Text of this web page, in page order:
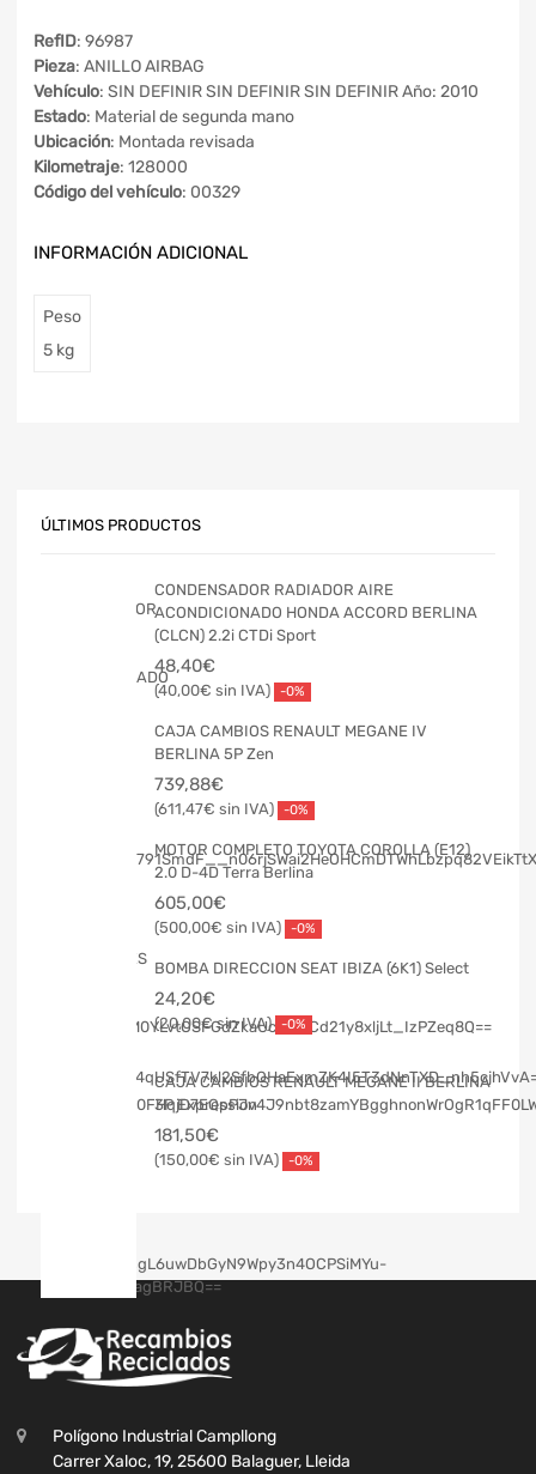
RefID: 96987
Pieza: ANILLO AIRBAG
Vehículo: SIN DEFINIR SIN DEFINIR SIN DEFINIR Año: 2010
Estado: Material de segunda mano
Ubicación: Montada revisada
Kilometraje: 128000
Código del vehículo: 00329
INFORMACIÓN ADICIONAL
Peso
5 kg
ÚLTIMOS PRODUCTOS
CONDENSADOR RADIADOR AIRE
ACONDICIONADO HONDA ACCORD BERLINA
(CLCN) 2.2i CTDi Sport
48,40€
40,00€ -0%
CAJA CAMBIOS RENAULT MEGANE IV
BERLINA 5P Zen
739,88€
611,47€ -0%
MOTOR COMPLETO TOYOTA COROLLA (E12)
2.0 D-4D Terra Berlina
605,00€
500,00€ -0%
BOMBA DIRECCION SEAT IBIZA (6K1) Select
24,20€
20,00€ -0%
CAJA CAMBIOS RENAULT MEGANE II BERLINA
3P Expression
181,50€
150,00€ -0%
Polígono Industrial Campllong
Carrer Xaloc, 19, 25600 Balaguer, Lleida